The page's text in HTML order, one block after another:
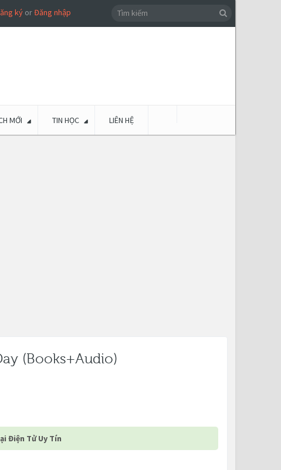
kýorĐăng nhập
MỚI TIN HỌC LIÊN HỆ
(Books+Audio)
Điện Tử Uy Tín